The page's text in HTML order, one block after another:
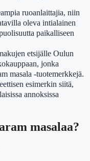
ruoanlaittajia, niin
oleva intialainen
paikalliseen
etsijälle Oulun
jonka
masala -tuotemerkkejä.
esimerkin siitä,
annoksissa
masalaa?